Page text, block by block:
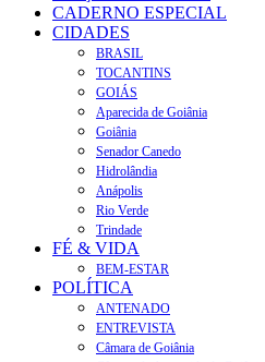
CADERNO ESPECIAL
CIDADES
BRASIL
TOCANTINS
GOIÁS
Aparecida de Goiânia
Goiânia
Senador Canedo
Hidrolândia
Anápolis
Rio Verde
Trindade
FÉ & VIDA
BEM-ESTAR
POLÍTICA
ANTENADO
ENTREVISTA
Câmara de Goiânia